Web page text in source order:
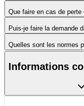
Que faire en cas de perte
Puis-je faire la demande
Quelles sont les normes
Informations